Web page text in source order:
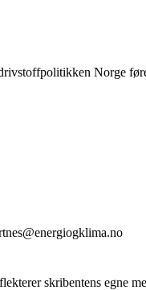
Norge
skribentens egne